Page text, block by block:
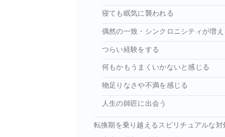
寝ても眠気に襲われる
偶然の一致・シンクロニシティが増え
つらい経験をする
何もかもうまくいかないと感じる
物足りなさや不満を感じる
人生の師匠に出会う
転換期を乗り越えるスピリチュアルな対